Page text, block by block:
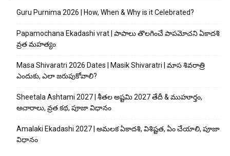
Guru Purnima 2026 | How, When & Why is it Celebrated?
Papamochana Ekadashi vrat | పాపాలు తొలగించే పాపమోచని ఏకాదశి
వ్రత మహత్యం
Masa Shivaratri 2026 Dates | Masik Shivaratri | మాస శివరాత్రి
ఎందుకు, ఎలా జరుపుకోవాలి?
Sheetala Ashtami 2027 | శీతల అష్టమి 2027 తేదీ & ముహూర్తం,
ఆచారాలు, వ్రత కథ, పూజా విధానం
Amalaki Ekadashi 2027 | అమలక ఏకాదశి, విశిష్టత, ఏం చేయాలి, పూజా
విధానం